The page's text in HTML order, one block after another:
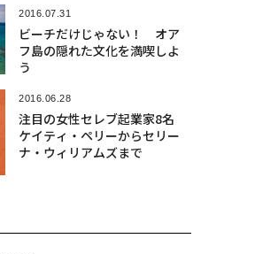
2016.07.31
ビーチだけじゃない！ オア
フ島の隠れた文化を満喫しよ
う
2016.06.28
注目の女性セレブ起業家8名
ケイティ・ペリーからセリー
ナ・ウィリアムズまで